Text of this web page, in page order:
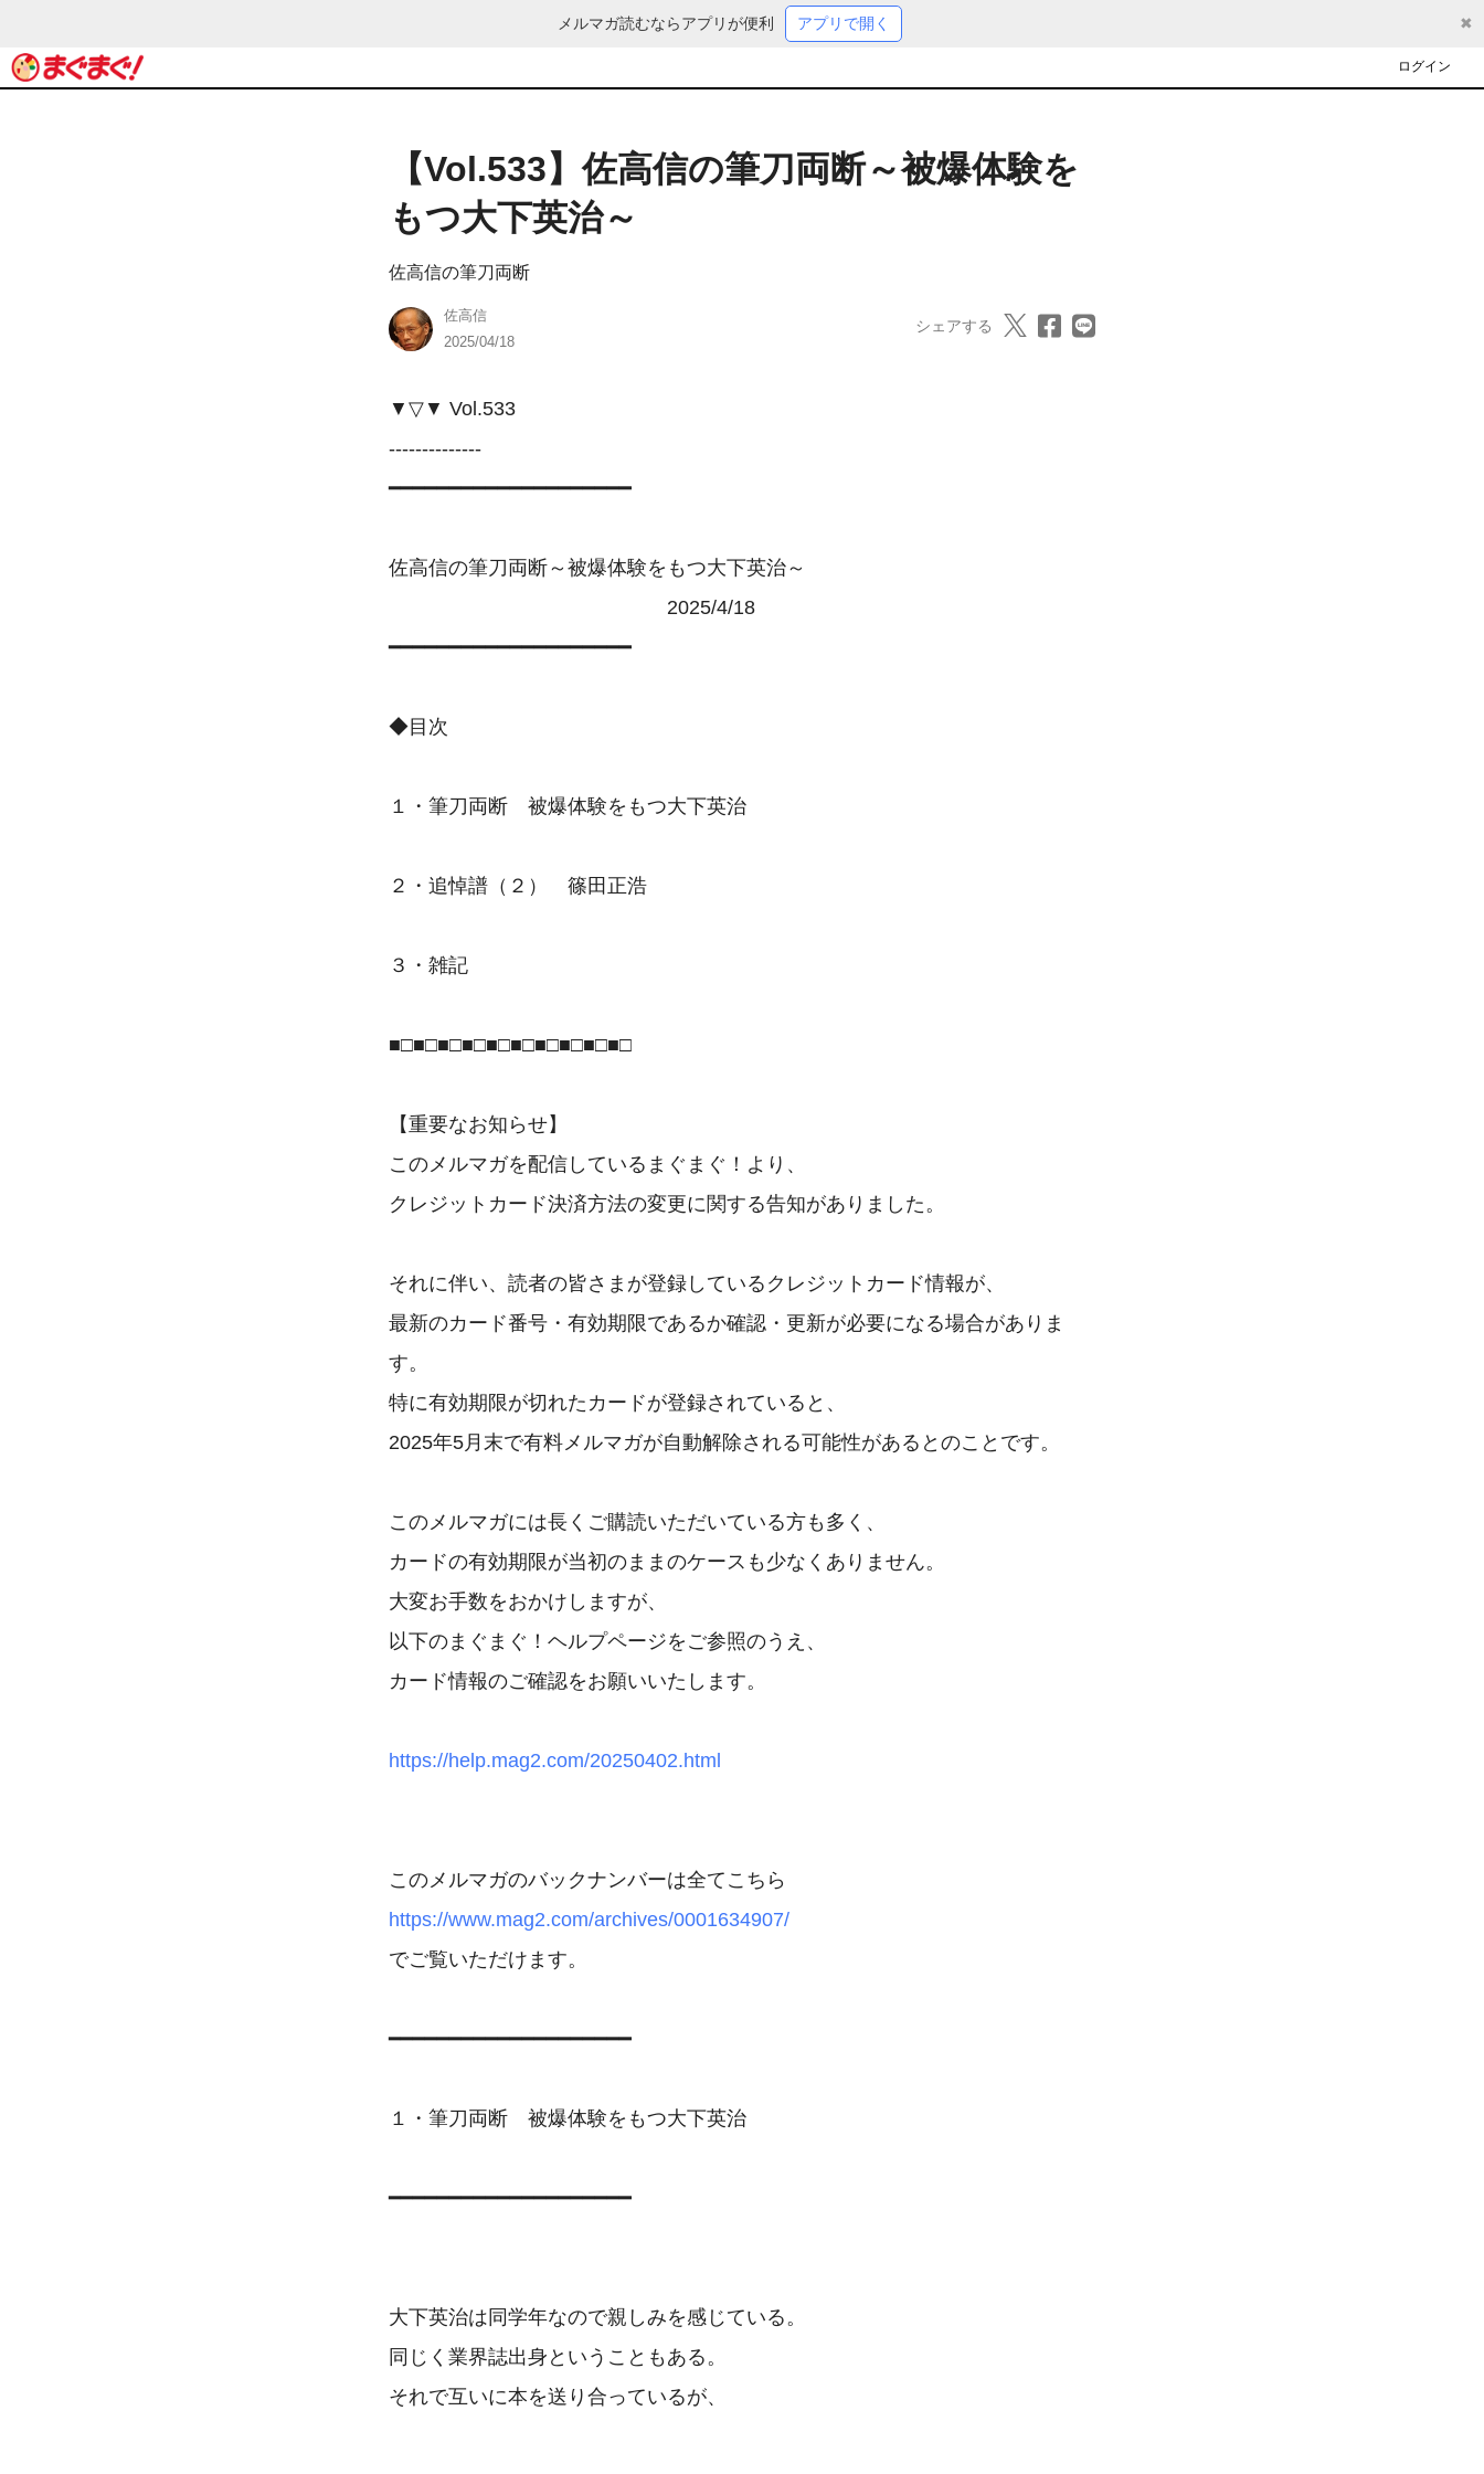
メルマガ読むならアプリが便利 アプリで開く ✖
ログイン
【Vol.533】佐高信の筆刀両断～被爆体験を
もつ大下英治～
佐高信の筆刀両断
佐高信
2025/04/18
シェアする
▼▽▼ Vol.533
--------------
━━━━━━━━━━━━━━━━━━━━
佐高信の筆刀両断～被爆体験をもつ大下英治～
2025/4/18
━━━━━━━━━━━━━━━━━━━━
◆目次
１・筆刀両断　被爆体験をもつ大下英治
２・追悼譜（２）　篠田正浩
３・雑記
■□■□■□■□■□■□■□■□■□■□
【重要なお知らせ】
このメルマガを配信しているまぐまぐ！より、
クレジットカード決済方法の変更に関する告知がありました。
それに伴い、読者の皆さまが登録しているクレジットカード情報が、
最新のカード番号・有効期限であるか確認・更新が必要になる場合がありま
す。
特に有効期限が切れたカードが登録されていると、
2025年5月末で有料メルマガが自動解除される可能性があるとのことです。
このメルマガには長くご購読いただいている方も多く、
カードの有効期限が当初のままのケースも少なくありません。
大変お手数をおかけしますが、
以下のまぐまぐ！ヘルプページをご参照のうえ、
カード情報のご確認をお願いいたします。
https://help.mag2.com/20250402.html
https://www.mag2.com/archives/0001634907/
でご覧いただけます。
━━━━━━━━━━━━━━━━━━━━
１・筆刀両断　被爆体験をもつ大下英治
━━━━━━━━━━━━━━━━━━━━
大下英治は同学年なので親しみを感じている。
同じく業界誌出身ということもある。